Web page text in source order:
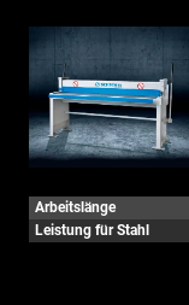
Arbeitslänge
Leistung für Stahl